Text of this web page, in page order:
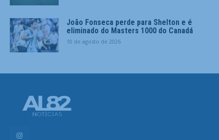
João Fonseca perde para Shelton e é
eliminado do Masters 1000 do Canadá
10 de agosto de 2026